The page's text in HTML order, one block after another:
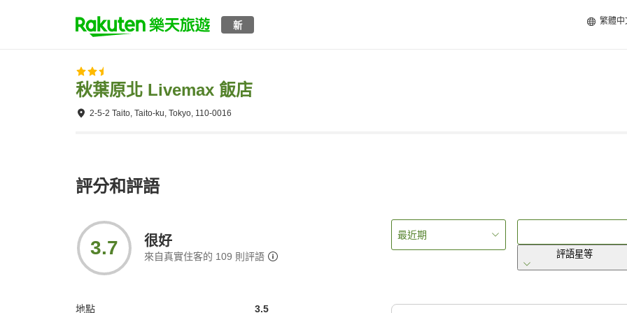
新 繁體中
秋葉原北 Livemax 飯店
2-5-2 Taito, Taito-ku, Tokyo, 110-0016
評分和評語
3.7 很好
來自真實住客的 109 則評語
地點 3.5
最近期
評語星等